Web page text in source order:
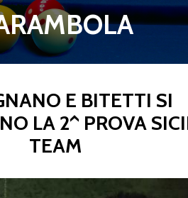
E BITETTI SI
LA 2^ PROVA
TEAM